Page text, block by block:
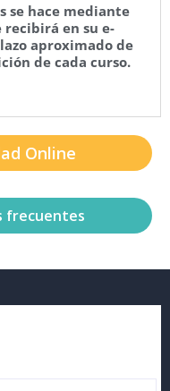
se hace mediante
en su e-
aproximado de
de cada curso.
Online
frecuentes